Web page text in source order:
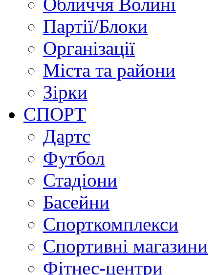
Партії/Блоки
Організації
Міста та райони
Зірки
СПОРТ
Дартс
Футбол
Стадіони
Басейни
Спорткомплекси
Спортивні магазини
Фітнес-центри